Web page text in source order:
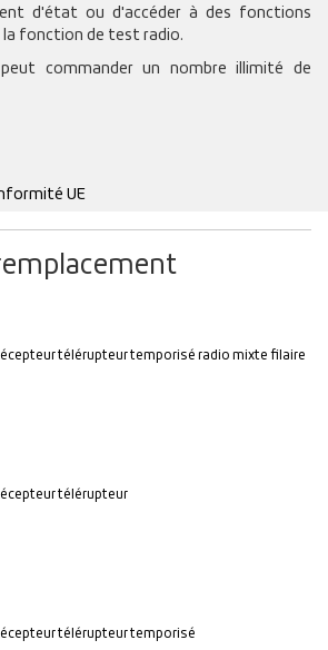
d'état ou d'accéder à des fonctions
la fonction de test radio.
commander un nombre illimité de
UE
télérupteur temporisé radio mixte filaire
télérupteur
télérupteur temporisé